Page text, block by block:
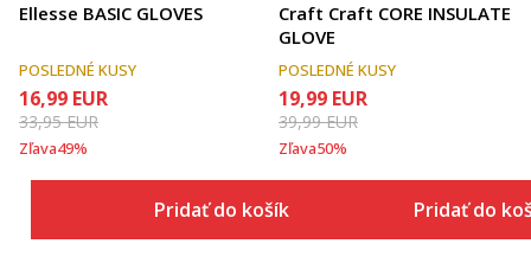
Ellesse BASIC GLOVES
POSLEDNÉ KUSY
16,99 EUR
33,95EUR
Zľava49%
Pridať do košíka
Craft Craft CORE INSULATE
GLOVE
POSLEDNÉ KUSY
19,99 EUR
39,99EUR
Zľava50%
Pridať do